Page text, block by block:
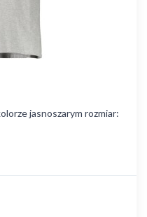
jasnoszarym rozmiar: